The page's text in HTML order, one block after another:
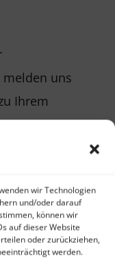
wir Technologien
und/oder darauf
können wir
auf dieser Website
oder zurückziehen,
werden.
uns
Ihrem